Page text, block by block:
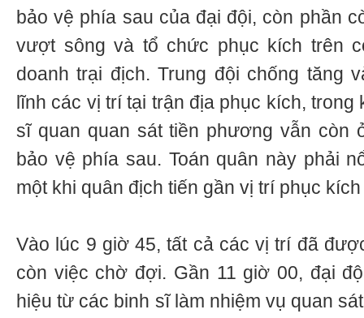
bảo vệ phía sau của đại đội, còn phần
vượt sông và tổ chức phục kích trên
doanh trại địch. Trung đội chống tăng
lĩnh các vị trí tại trận địa phục kích, trong
sĩ quan quan sát tiền phương vẫn còn
bảo vệ phía sau. Toán quân này phải
một khi quân địch tiến gần vị trí phục
Vào lúc 9 giờ 45, tất cả các vị trí đã
còn việc chờ đợi. Gần 11 giờ 00, đại
hiệu từ các binh sĩ làm nhiệm vụ quan